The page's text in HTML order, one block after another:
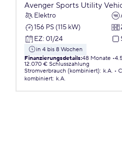
Avenger Sports Utility
Elektro
156 PS (115 kW)
EZ: 01/24
in 4 bis 8 Wochen
Finanzierungsdetails:48 Monate
12.070 € Schlusszahlung
Stromverbrauch (kombiniert): k.A.
kombiniert: k.A.